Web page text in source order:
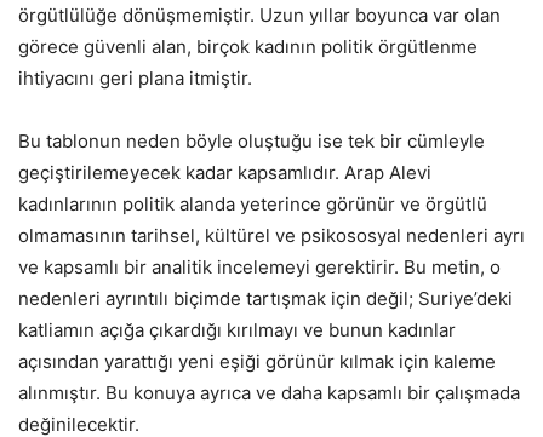
örgütlülüğe dönüşmemiştir. Uzun yıllar boyunca var olan
görece güvenli alan, birçok kadının politik örgütlenme
ihtiyacını geri plana itmiştir.
Bu tablonun neden böyle oluştuğu ise tek bir cümleyle
geçiştirilemeyecek kadar kapsamlıdır. Arap Alevi
kadınlarının politik alanda yeterince görünür ve örgütlü
olmamasının tarihsel, kültürel ve psikososyal nedenleri ayrı
ve kapsamlı bir analitik incelemeyi gerektirir. Bu metin, o
nedenleri ayrıntılı biçimde tartışmak için değil; Suriye’deki
katliamın açığa çıkardığı kırılmayı ve bunun kadınlar
açısından yarattığı yeni eşiği görünür kılmak için kaleme
alınmıştır. Bu konuya ayrıca ve daha kapsamlı bir çalışmada
değinilecektir.